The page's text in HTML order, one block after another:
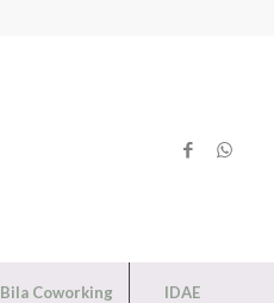
Bila Coworking IDAE